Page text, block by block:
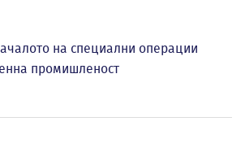
на специални операции
промишленост